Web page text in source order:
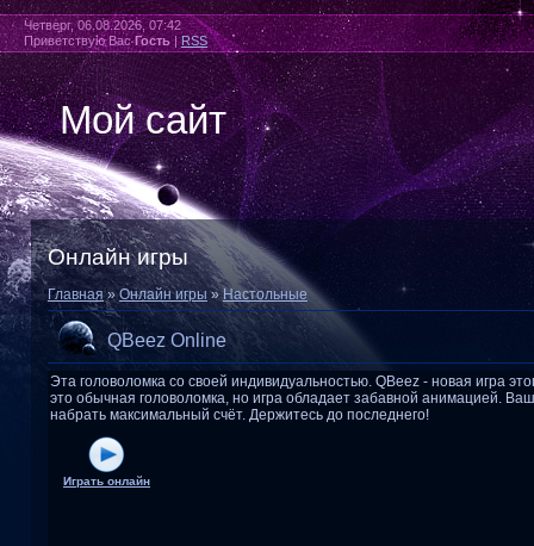
Четверг, 06.08.2026, 07:42
Приветствую Вас Гость|RSS
Мой сайт
Онлайн игры
Главная »Онлайн игры »Настольные
QBeez Online
Эта головоломка со своей индивидуальностью. QBeez - новая игра
это обычная головоломка, но игра обладает забавной анимацией.
набрать максимальный счёт. Держитесь до последнего!
Играть онлайн